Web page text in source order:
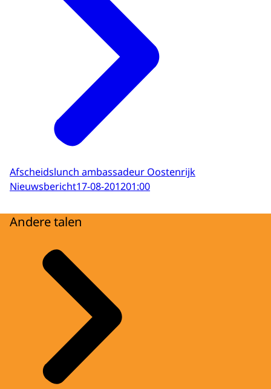
Afscheidslunch ambassadeur Oostenrijk
Nieuwsbericht17-08-201201:00
Andere talen